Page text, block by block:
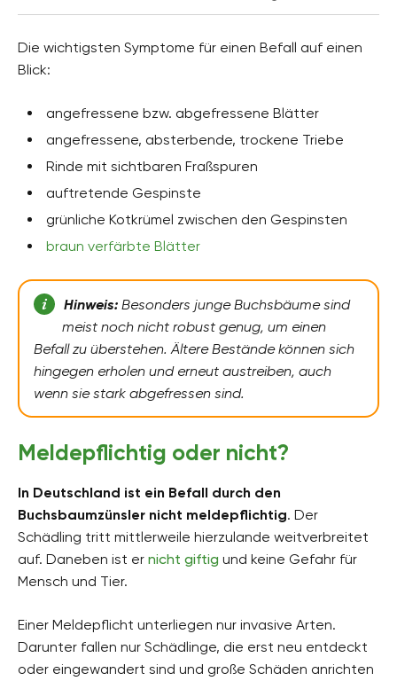
Die wichtigsten Symptome für einen Befall auf einen
Blick:
angefressene bzw. abgefressene Blätter
angefressene, absterbende, trockene Triebe
Rinde mit sichtbaren Fraßspuren
auftretende Gespinste
grünliche Kotkrümel zwischen den Gespinsten
braun verfärbte Blätter
Hinweis:Besonders junge Buchsbäume sind
meist noch nicht robust genug, um einen
Befall zu überstehen. Ältere Bestände können sich
hingegen erholen und erneut austreiben, auch
wenn sie stark abgefressen sind.
Meldepflichtig oder nicht?
In Deutschland ist ein Befall durch den
Buchsbaumzünsler nicht meldepflichtig. Der
Schädling tritt mittlerweile hierzulande weitverbreitet
auf. Daneben ist er nicht giftig und keine Gefahr für
Mensch und Tier.
Einer Meldepflicht unterliegen nur invasive Arten.
Darunter fallen nur Schädlinge, die erst neu entdeckt
oder eingewandert sind und große Schäden anrichten